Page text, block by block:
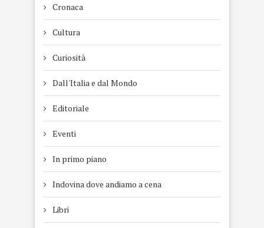
Cronaca
Cultura
Curiosità
Dall'Italia e dal Mondo
Editoriale
Eventi
In primo piano
Indovina dove andiamo a cena
Libri